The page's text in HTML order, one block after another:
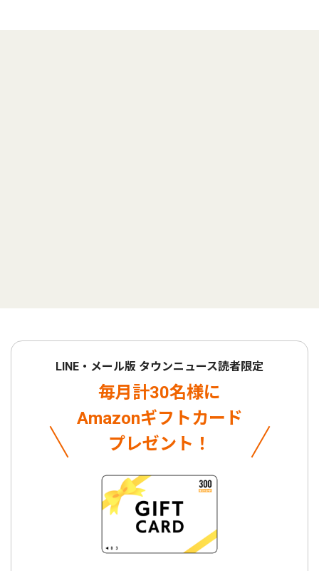
LINE・メール版 タウンニュース読者限定
毎月計30名様に
Amazonギフトカード
プレゼント！